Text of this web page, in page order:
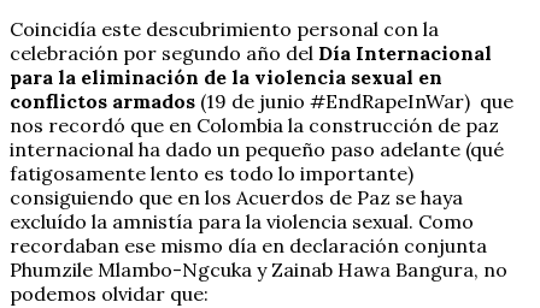
Coincidía este descubrimiento personal con la
celebración por segundo año del Día Internacional
para la eliminación de la violencia sexual en
conflictos armados (19 de junio #EndRapeInWar) que
nos recordó que en Colombia la construcción de paz
internacional ha dado un pequeño paso adelante (qué
fatigosamente lento es todo lo importante)
consiguiendo que en los Acuerdos de Paz se haya
excluído la amnistía para la violencia sexual. Como
recordaban ese mismo día en declaración conjunta
Phumzile Mlambo-Ngcuka y Zainab Hawa Bangura, no
podemos olvidar que: